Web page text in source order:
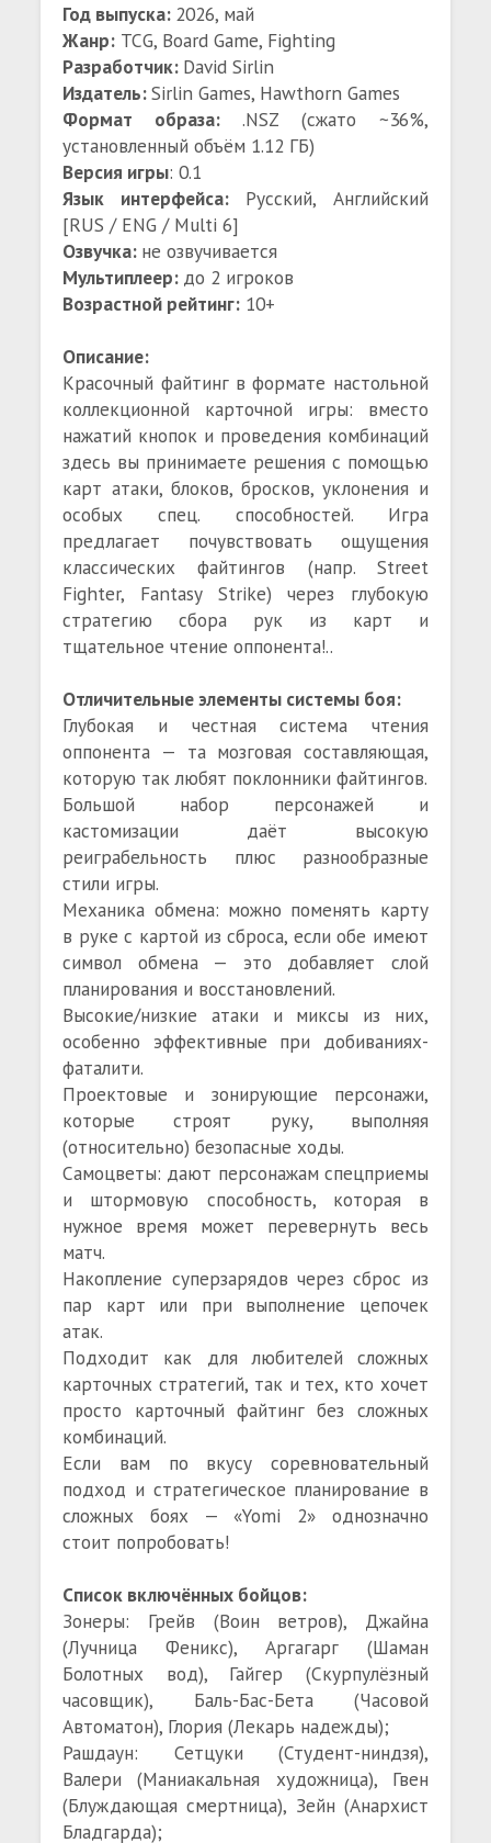
Год выпуска: 2026, май
Жанр: TCG, Board Game, Fighting
Разработчик: David Sirlin
Издатель:Sirlin Games, Hawthorn Games
Формат образа: .NSZ (сжато ~36%,
установленный объём 1.12 ГБ)
Версия игры: 0.1
Язык интерфейса:Русский, Английский
[RUS / ENG / Multi 6]
Озвучка: не озвучивается
Мультиплеер: до 2 игроков
Возрастной рейтинг: 10+
Описание:
Красочный файтинг в формате настольной
коллекционной карточной игры: вместо
нажатий кнопок и проведения комбинаций
здесь вы принимаете решения с помощью
карт атаки, блоков, бросков, уклонения и
особых спец. способностей. Игра
предлагает почувствовать ощущения
классических файтингов (напр. Street
Fighter, Fantasy Strike) через глубокую
стратегию сбора рук из карт и
тщательное чтение оппонента!..
Отличительные элементы системы боя:
Глубокая и честная система чтения
оппонента — та мозговая составляющая,
которую так любят поклонники файтингов.
Большой набор персонажей и
кастомизации даёт высокую
реиграбельность плюс разнообразные
стили игры.
Механика обмена: можно поменять карту
в руке с картой из сброса, если обе имеют
символ обмена — это добавляет слой
планирования и восстановлений.
Высокие/низкие атаки и миксы из них,
особенно эффективные при добиваниях-
фаталити.
Проектовые и зонирующие персонажи,
которые строят руку, выполняя
(относительно) безопасные ходы.
Самоцветы: дают персонажам спецприемы
и штормовую способность, которая в
нужное время может перевернуть весь
матч.
Накопление суперзарядов через сброс из
пар карт или при выполнение цепочек
атак.
Подходит как для любителей сложных
карточных стратегий, так и тех, кто хочет
просто карточный файтинг без сложных
комбинаций.
Если вам по вкусу соревновательный
подход и стратегическое планирование в
сложных боях — «Yomi 2» однозначно
стоит попробовать!
Список включённых бойцов:
Зонеры: Грейв (Воин ветров), Джайна
(Лучница Феникс), Аргагарг (Шаман
Болотных вод), Гайгер (Скурпулёзный
часовщик), Баль-Бас-Бета (Часовой
Автоматон), Глория (Лекарь надежды);
Рашдаун: Сетцуки (Студент-ниндзя),
Валери (Маниакальная художница), Гвен
(Блуждающая смертница), Зейн (Анархист
Бладгарда);